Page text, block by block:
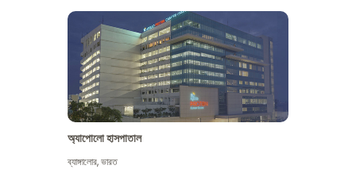
অ্যাপোলো হাসপাতাল
ব্যাঙ্গালোর,ভারত